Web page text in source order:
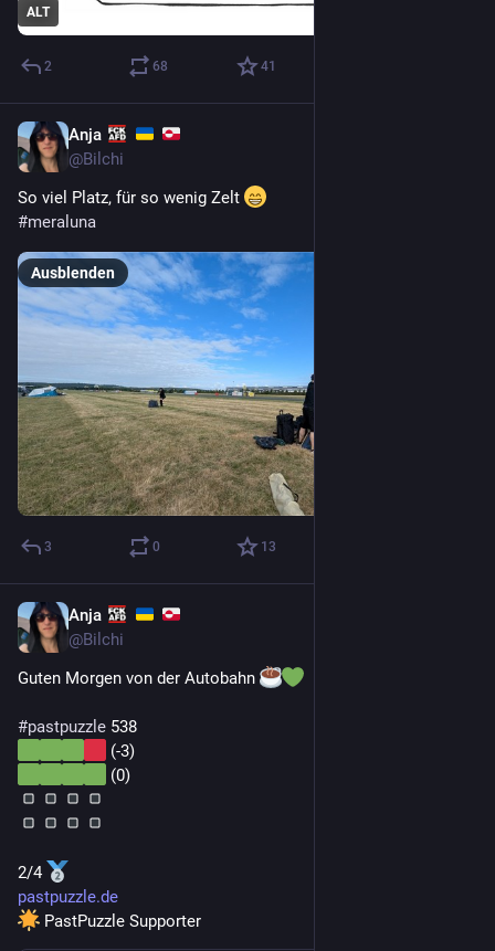
ALT
2 68 41
Anja
@Bilchi
So viel Platz, für so wenig Zelt
#meraluna
Ausblenden
3 0 13
Anja
@Bilchi
Guten Morgen von der Autobahn
#pastpuzzle 538
(-3)
(0)
2/4
pastpuzzle.de
PastPuzzle Supporter